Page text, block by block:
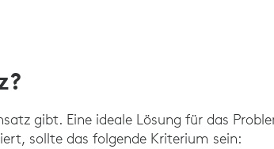
gibt. Eine ideale Lösung für das
sollte das folgende Kriterium sein: